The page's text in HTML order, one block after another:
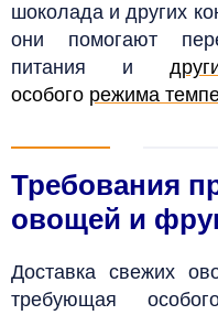
шоколада и других
они помогают
питания и
особого режима
Требования
овощей и
Доставка свежих
требующая